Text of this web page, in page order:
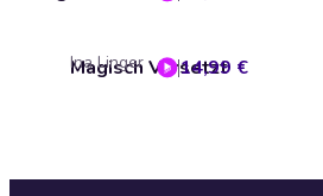
Magisch Versetzt
Ina Linger 14,99 €